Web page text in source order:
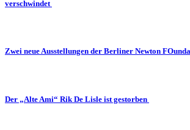
verschwindet
Zwei neue Ausstellungen der Berliner Newton
Der „Alte Ami“ Rik De Lisle ist gestorben